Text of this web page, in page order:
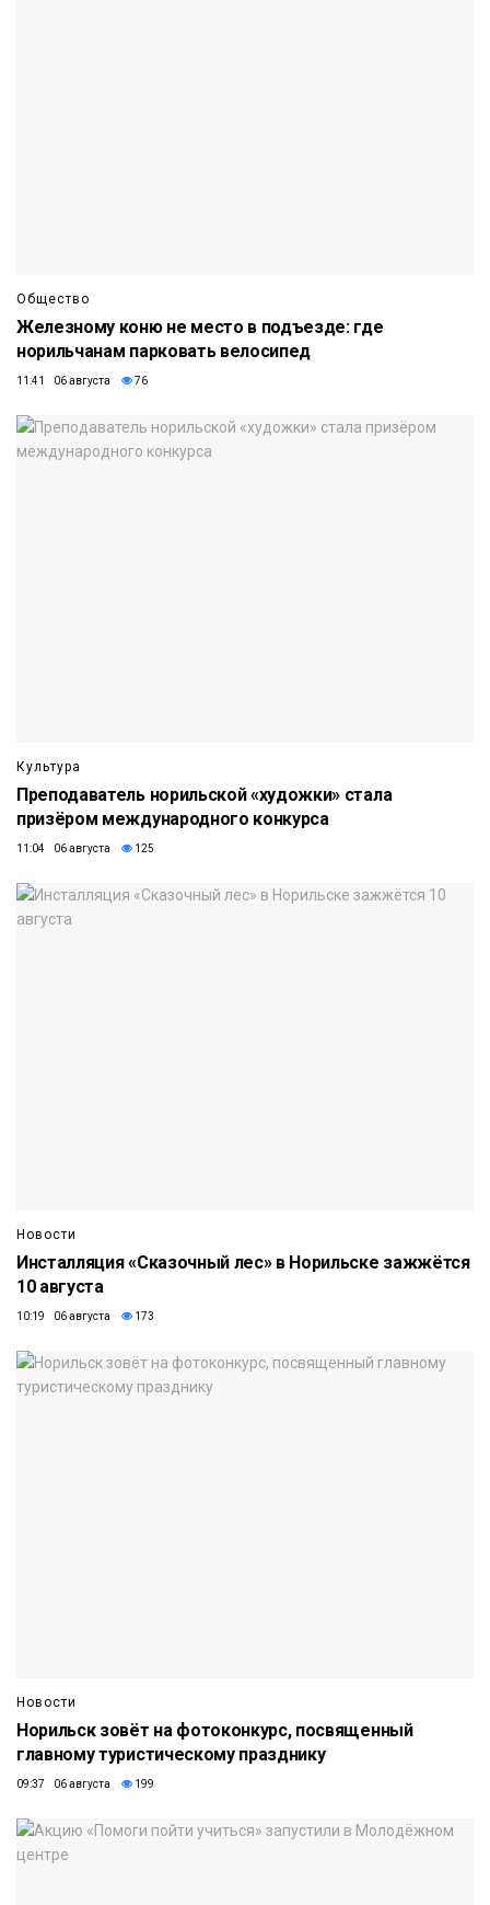
Общество
Железному коню не место в подъезде: где
норильчанам парковать велосипед
11:41 06 августа 76
Культура
Преподаватель норильской «художки» стала
призёром международного конкурса
11:04 06 августа 125
Новости
Инсталляция «Сказочный лес» в Норильске зажжётся
10 августа
10:19 06 августа 173
Новости
Норильск зовёт на фотоконкурс, посвященный
главному туристическому празднику
09:37 06 августа 199